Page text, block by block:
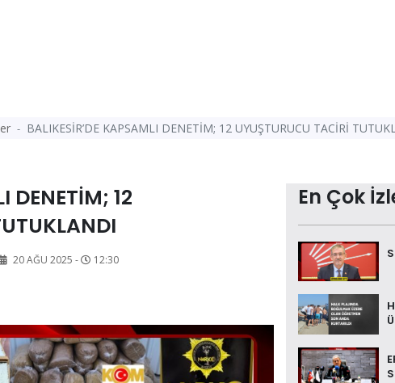
BALIKESİR’DE KAPSAMLI DENETİM; 12 UYUŞTURUCU TACİRİ
DENETİM; 12
20 AĞU 2025 - 12:30
En Çok